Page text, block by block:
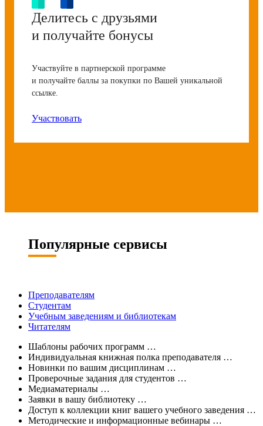
Делитесь с друзьями
и получайте бонусы
Участвуйте в партнерской программе
и получайте баллы за покупки по Вашей уникальной
ссылке.
Участвовать
Популярные сервисы
Преподавателям
Студентам
Учебным заведениям и библиотекам
Читателям
Шаблоны рабочих программ …
Индивидуальная книжная полка преподавателя …
Новинки по вашим дисциплинам …
Проверочные задания для студентов …
Медиаматериалы …
Заявки в вашу библиотеку …
Доступ к коллекции книг вашего учебного заведения …
Методические и информационные вебинары …